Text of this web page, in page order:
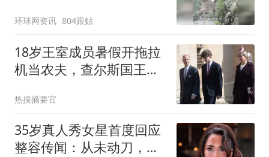
体发生崩塌
环球网资讯 804跟贴
18岁王室成员暑假开拖拉
机当农夫，查尔斯国王的
热搜摘要官
35岁真人秀女星首度回应
整容传闻：从未动刀，但